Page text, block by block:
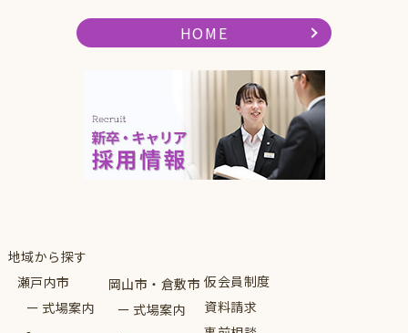
HOME
地域から探す
瀬戸内市
式場案内
岡山市・倉敷市
式場案内
仮会員制度
資料請求